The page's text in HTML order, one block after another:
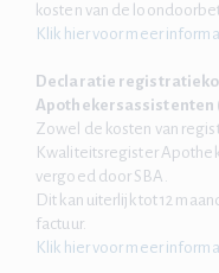
kosten van de
Klik hier voor meer
Declaratie
Apothekersassistenten
Zowel de kosten van
Kwaliteitsregister
vergoed door SBA.
Dit kan uiterlijk tot 12
factuur.
Klik hier voor meer